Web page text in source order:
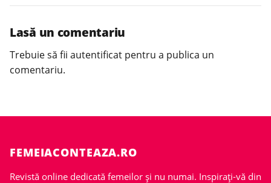
Lasă un comentariu
Trebuie să fii autentificat pentru a publica un
comentariu.
FEMEIACONTEAZA.RO
Revistă online dedicată femeilor și nu numai. Inspirați-vă din